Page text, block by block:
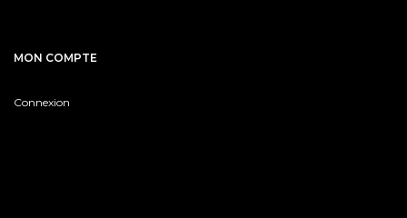
MON COMPTE
Connexion